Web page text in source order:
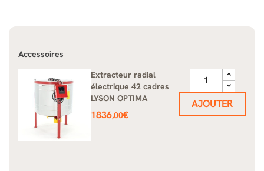
Accessoires
Extracteur radial
électrique 42 cadres
LYSON OPTIMA
Prix
1836,00€
AJOUTER